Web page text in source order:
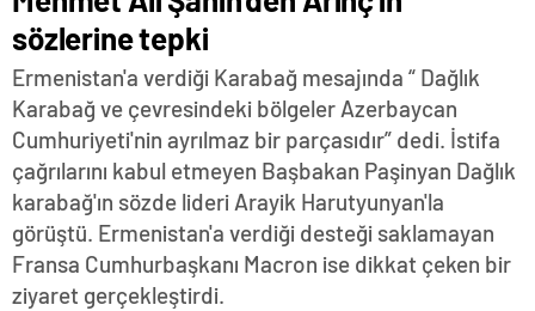
sözlerine tepki
Ermenistan'a verdiği Karabağ mesajında “ Dağlık
Karabağ ve çevresindeki bölgeler Azerbaycan
Cumhuriyeti'nin ayrılmaz bir parçasıdır” dedi. İstifa
çağrılarını kabul etmeyen Başbakan Paşinyan Dağlık
karabağ'ın sözde lideri Arayik Harutyunyan'la
görüştü. Ermenistan'a verdiği desteği saklamayan
Fransa Cumhurbaşkanı Macron ise dikkat çeken bir
ziyaret gerçekleştirdi.